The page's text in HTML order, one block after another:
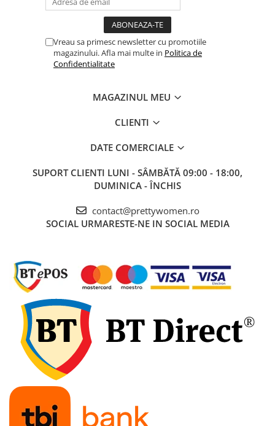
Vreau sa primesc newsletter cu promotiile
magazinului. Afla mai multe in Politica de
Confidentialitate
MAGAZINUL MEU
CLIENTI
DATE COMERCIALE
SUPORT CLIENTI LUNI - SÂMBĂTĂ 09:00 - 18:00,
DUMINICA - ÎNCHIS
contact@prettywomen.ro
SOCIAL URMARESTE-NE IN SOCIAL MEDIA